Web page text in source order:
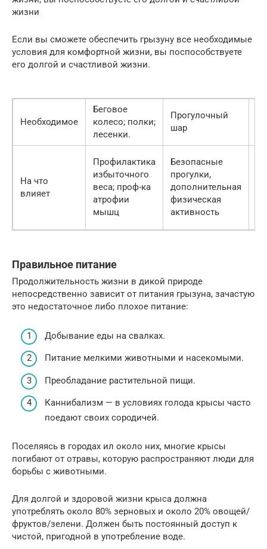
жизни
Если вы сможете обеспечить грызуну все необходимые
условия для комфортной жизни, вы поспособствуете
его долгой и счастливой жизни.
Необходимое
Беговое
колесо; полки;
лесенки.
Прогулочный
шар
На что
влияет
Профилактика
избыточного
веса; проф-ка
атрофии
мышц
Безопасные
прогулки,
дополнительная
физическая
активность
Правильное питание
Продолжительность жизни в дикой природе
непосредственно зависит от питания грызуна, зачастую
это недостаточное либо плохое питание:
Добывание еды на свалках.
Питание мелкими животными и насекомыми.
Преобладание растительной пищи.
Каннибализм — в условиях голода крысы часто
поедают своих сородичей.
Поселяясь в городах ил около них, многие крысы
погибают от отравы, которую распространяют люди для
борьбы с животными.
Для долгой и здоровой жизни крыса должна
употреблять около 80% зерновых и около 20% овощей/
фруктов/зелени. Должен быть постоянный доступ к
чистой, пригодной в употребление воде.